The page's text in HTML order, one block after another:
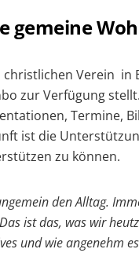
gemeine
Verein
zur Verfügung
Termine,
ist die
zu können.
den Alltag.
ist das, was wir
und wie angenehm